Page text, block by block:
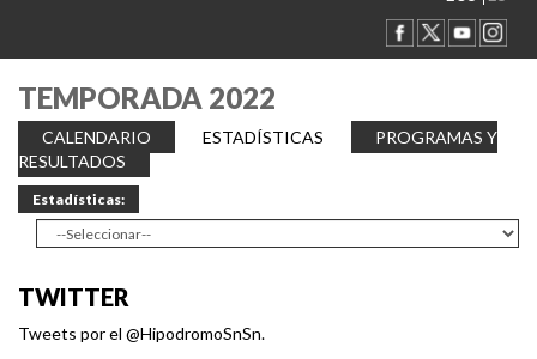
TEMPORADA 2022
CALENDARIO ESTADÍSTICAS
PROGRAMAS Y
RESULTADOS
Estadísticas:
TWITTER
Tweets por el @HipodromoSnSn.